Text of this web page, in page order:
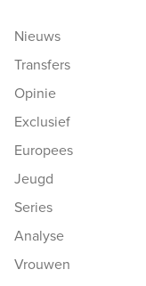
Nieuws
Transfers
Opinie
Exclusief
Europees
Jeugd
Series
Analyse
Vrouwen